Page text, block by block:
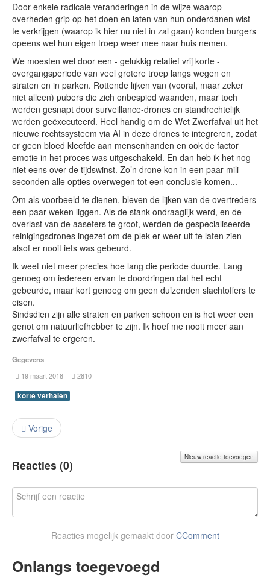
Door enkele radicale veranderingen in de wijze waarop
overheden grip op het doen en laten van hun onderdanen wist
te verkrijgen (waarop ik hier nu niet in zal gaan) konden burgers
opeens wel hun eigen troep weer mee naar huis nemen.
We moesten wel door een - gelukkig relatief vrij korte -
overgangsperiode van veel grotere troep langs wegen en
straten en in parken. Rottende lijken van (vooral, maar zeker
niet alleen) pubers die zich onbespied waanden, maar toch
werden gesnapt door surveillance-drones en standrechtelijk
werden geëxecuteerd. Heel handig om de Wet Zwerfafval uit het
nieuwe rechtssysteem via AI in deze drones te integreren, zodat
er geen bloed kleefde aan mensenhanden en ook de factor
emotie in het proces was uitgeschakeld. En dan heb ik het nog
niet eens over de tijdswinst. Zo’n drone kon in een paar mili-
seconden alle opties overwegen tot een conclusie komen...
Om als voorbeeld te dienen, bleven de lijken van de overtreders
een paar weken liggen. Als de stank ondraaglijk werd, en de
overlast van de aaseters te groot, werden de gespecialiseerde
reinigingsdrones ingezet om de plek er weer uit te laten zien
alsof er nooit iets was gebeurd.
Ik weet niet meer precies hoe lang die periode duurde. Lang
genoeg om iedereen ervan te doordringen dat het echt
gebeurde, maar kort genoeg om geen duizenden slachtoffers te
eisen.
Sindsdien zijn alle straten en parken schoon en is het weer een
genot om natuurliefhebber te zijn. Ik hoef me nooit meer aan
zwerfafval te ergeren.
Gegevens
19 maart 2018
2810
korte verhalen
Vorige
Reacties (0)
Nieuw reactie toevoegen
Reacties mogelijk gemaakt door CComment
Onlangs toegevoegd